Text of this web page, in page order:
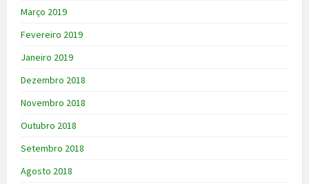
Março 2019
Fevereiro 2019
Janeiro 2019
Dezembro 2018
Novembro 2018
Outubro 2018
Setembro 2018
Agosto 2018